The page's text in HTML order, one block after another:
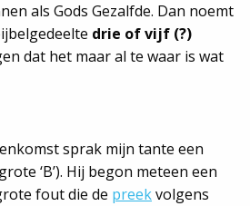
als Gods Gezalfde. Dan noemt
drie of vijf (?)
dat het maar al te waar is wat
sprak mijn tante een
‘B’). Hij begon meteen een
fout die de preekvolgens